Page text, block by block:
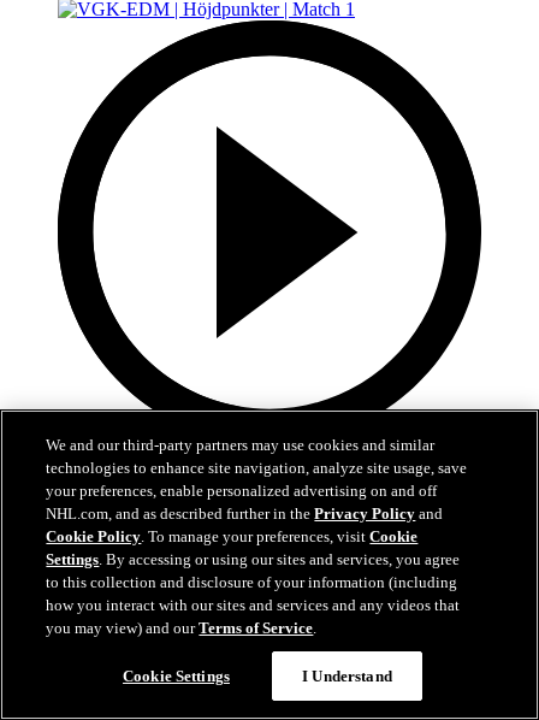
5:02
VGK-EDM | Höjdpunkter | Match 1
Oilers sena ryck gav seger i match 1
07 maj 2025
We and our third-party partners may use cookies and similar
technologies to enhance site navigation, analyze site usage, save
your preferences, enable personalized advertising on and off
NHL.com, and as described further in thePrivacy Policy and
Cookie Policy. To manage your preferences, visitCookie
Settings. By accessing or using our sites and services, you agree
to this collection and disclosure of your information (including
how you interact with our sites and services and any videos that
you may view) and ourTerms of Service.
Cookie Settings I Understand